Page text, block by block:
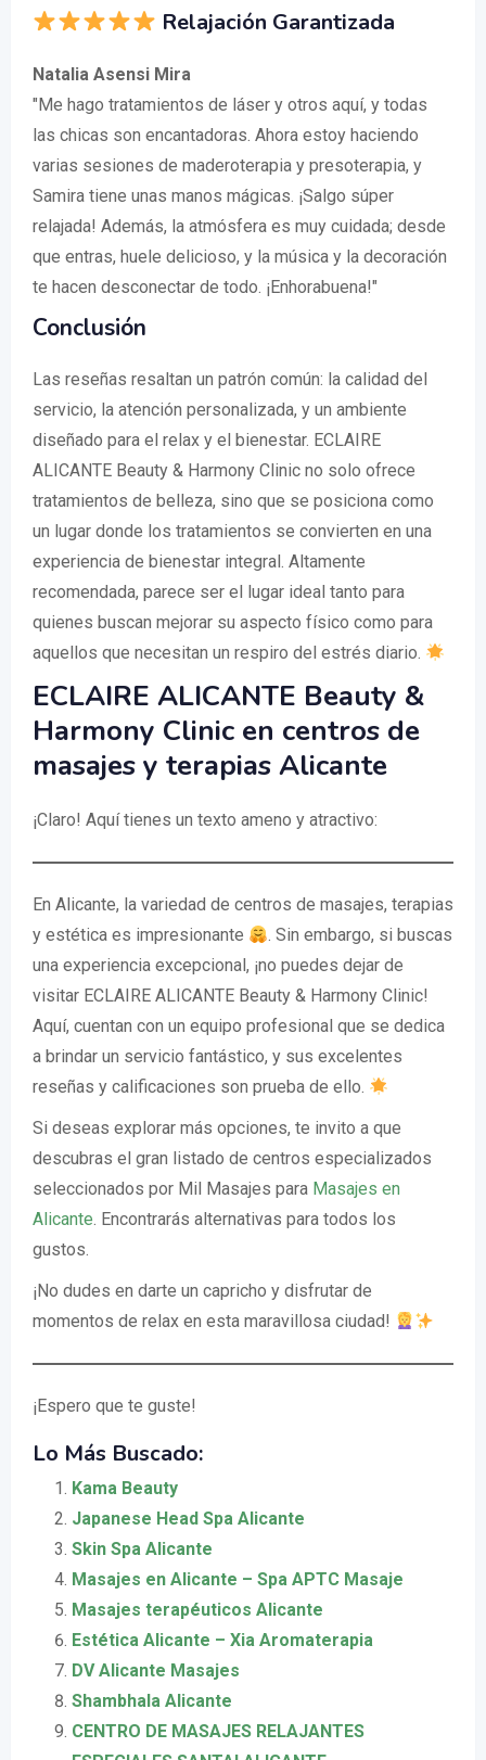
Relajación Garantizada
Natalia Asensi Mira
"Me hago tratamientos de láser y otros aquí, y todas
las chicas son encantadoras. Ahora estoy haciendo
varias sesiones de maderoterapia y presoterapia, y
Samira tiene unas manos mágicas. ¡Salgo súper
relajada! Además, la atmósfera es muy cuidada; desde
que entras, huele delicioso, y la música y la decoración
te hacen desconectar de todo. ¡Enhorabuena!"
Conclusión
Las reseñas resaltan un patrón común: la calidad del
servicio, la atención personalizada, y un ambiente
diseñado para el relax y el bienestar. ECLAIRE
ALICANTE Beauty & Harmony Clinic no solo ofrece
tratamientos de belleza, sino que se posiciona como
un lugar donde los tratamientos se convierten en una
experiencia de bienestar integral. Altamente
recomendada, parece ser el lugar ideal tanto para
quienes buscan mejorar su aspecto físico como para
aquellos que necesitan un respiro del estrés diario.
ECLAIRE ALICANTE Beauty &
Harmony Clinic en centros de
masajes y terapias Alicante
¡Claro! Aquí tienes un texto ameno y atractivo:
En Alicante, la variedad de centros de masajes, terapias
y estética es impresionante
. Sin embargo, si buscas
una experiencia excepcional, ¡no puedes dejar de
visitar ECLAIRE ALICANTE Beauty & Harmony Clinic!
Aquí, cuentan con un equipo profesional que se dedica
a brindar un servicio fantástico, y sus excelentes
reseñas y calificaciones son prueba de ello.
Si deseas explorar más opciones, te invito a que
descubras el gran listado de centros especializados
seleccionados por Mil Masajes para Masajes en
Alicante. Encontrarás alternativas para todos los
gustos.
¡No dudes en darte un capricho y disfrutar de
momentos de relax en esta maravillosa ciudad!
¡Espero que te guste!
Lo Más Buscado:
Kama Beauty
Japanese Head Spa Alicante
Skin Spa Alicante
Masajes en Alicante – Spa APTC Masaje
Masajes terapéuticos Alicante
Estética Alicante – Xia Aromaterapia
DV Alicante Masajes
Shambhala Alicante
CENTRO DE MASAJES RELAJANTES